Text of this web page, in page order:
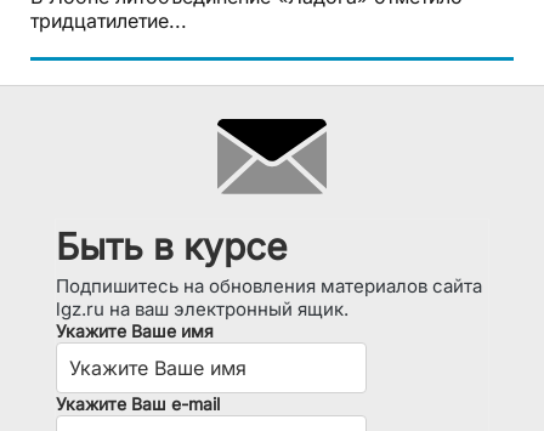
тридцатилетие...
Быть в курсе
Подпишитесь на обновления материалов сайта
lgz.ru на ваш электронный ящик.
Укажите Ваше имя
Укажите Ваш e-mail